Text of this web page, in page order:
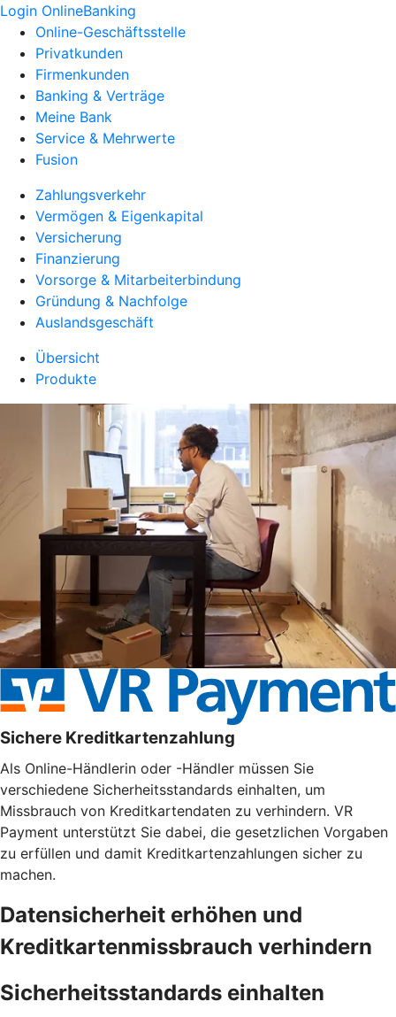
Login OnlineBanking
Online-Geschäftsstelle
Privatkunden
Firmenkunden
Banking & Verträge
Meine Bank
Service & Mehrwerte
Fusion
Zahlungsverkehr
Vermögen & Eigenkapital
Versicherung
Finanzierung
Vorsorge & Mitarbeiterbindung
Gründung & Nachfolge
Auslandsgeschäft
Übersicht
Produkte
Sichere Kreditkartenzahlung
Als Online-Händlerin oder -Händler müssen Sie
verschiedene Sicherheitsstandards einhalten, um
Missbrauch von Kreditkartendaten zu verhindern. VR
Payment unterstützt Sie dabei, die gesetzlichen Vorgaben
zu erfüllen und damit Kreditkartenzahlungen sicher zu
machen.
Datensicherheit erhöhen und
Kreditkartenmissbrauch verhindern
Sicherheitsstandards einhalten